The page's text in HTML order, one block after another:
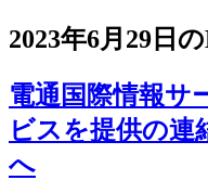
2023年6月29日
電通国際情報サ
ビスを提供の連
へ